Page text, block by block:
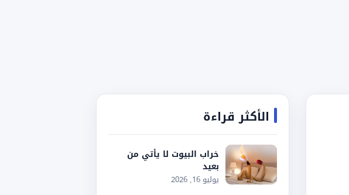
الأكثر قراءة
خراب البيوت لا يأتي من
بعيد
يوليو 16, 2026